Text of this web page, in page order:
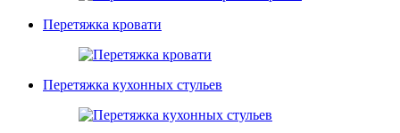
Перетяжка кровати
Перетяжка кухонных стульев